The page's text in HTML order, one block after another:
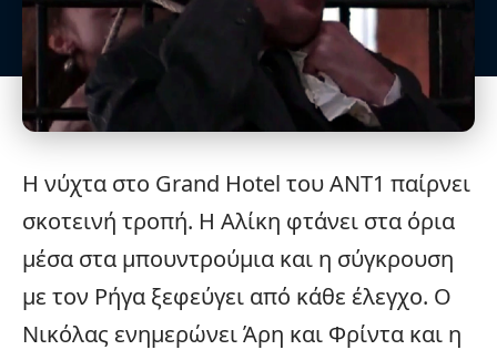
Η νύχτα στο Grand Hotel τουANT1 παίρνει
σκοτεινή τροπή. Η Αλίκη φτάνει στα όρια
μέσα στα μπουντρούμια και η σύγκρουση
με τον Ρήγα ξεφεύγει από κάθε έλεγχο. Ο
Νικόλας ενημερώνει Άρη και Φρίντα και η